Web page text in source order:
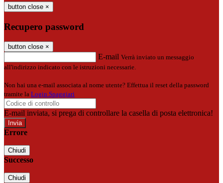
button close ×
Recupero password
button close ×
E-mail Verrà inviato un messaggio
all'indirizzo indicato con le istruzioni necessarie.
Non hai una e-mail associata al nome utente? Effettua il reset della password
tramite la Login Spaggiari
E-mail inviata, si prega di controllare la casella di posta elettronica!
Errore
Chiudi
Successo
Chiudi